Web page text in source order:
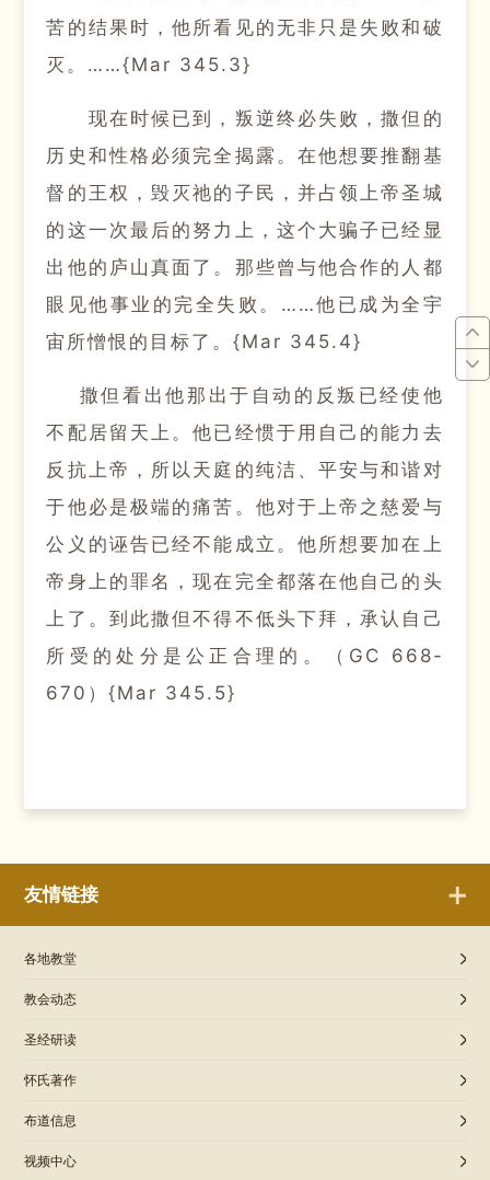
苦的结果时，他所看见的无非只是失败和破
灭。 ……{Mar 345.3}
现在时候已到，叛逆终必失败，撒但的
历史和性格必须完全揭露。 在他想要推翻基
督的王权，毁灭祂的子民，并占领上帝圣城
的这一次最后的努力上，这个大骗子已经显
出他的庐山真面了。 那些曾与他合作的人都
眼见他事业的完全失败。 ……他已成为全宇
宙所憎恨的目标了。{Mar 345.4}
撒但看出他那出于自动的反叛已经使他
不配居留天上。他已经惯于用自己的能力去
反抗上帝，所以天庭的纯洁、平安与和谐对
于他必是极端的痛苦。 他对于上帝之慈爱与
公义的诬告已经不能成立。 他所想要加在上
帝身上的罪名，现在完全都落在他自己的头
上了。 到此撒但不得不低头下拜，承认自己
所受的处分是公正合理的。
（GC 668-
670）{Mar 345.5}
友情链接
各地教堂
教会动态
圣经研读
怀氏著作
布道信息
视频中心